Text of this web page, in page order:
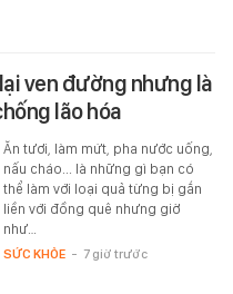
ven đường nhưng là
lão hóa
Ăn tươi, làm mứt, pha nước uống,
nấu cháo... là những gì bạn có
thể làm với loại quả từng bị gắn
liền với đồng quê nhưng giờ
như…
SỨC KHỎE - 7 giờ trước